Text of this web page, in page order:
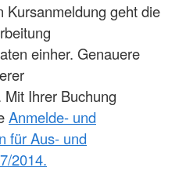
Kursanmeldung geht die
einher. Genauere
Mit Ihrer Buchung
Anmelde- und
für Aus- und
2014.